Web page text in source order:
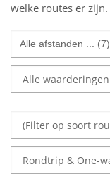
welke routes er zijn.
Alle afstanden ... (7)